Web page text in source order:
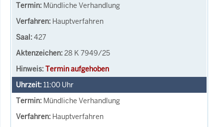
Mündliche Verhandlung
Hauptverfahren
427
28 K 7949/25
Termin aufgehoben
11:00 Uhr
Mündliche Verhandlung
Hauptverfahren